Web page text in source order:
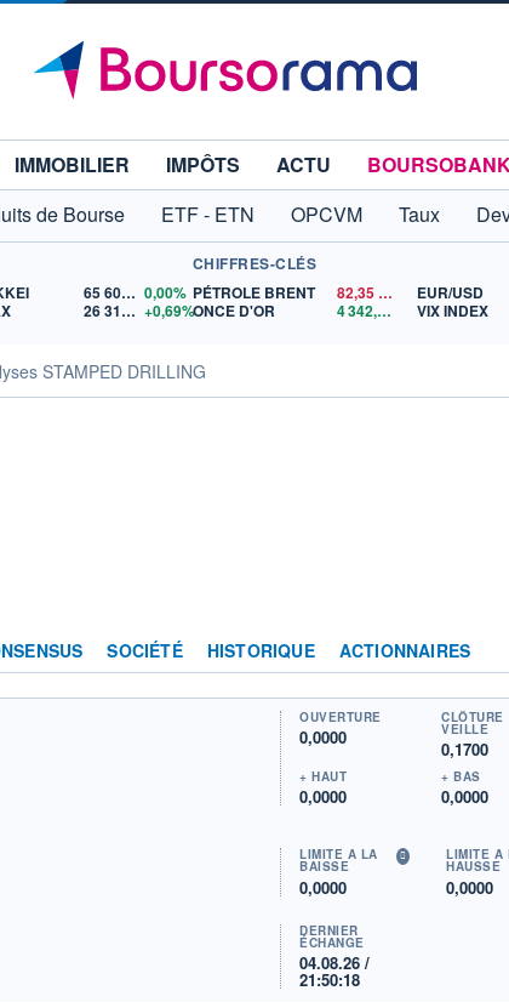
IMMOBILIER IMPÔTS ACTU
de Bourse ETF - ETN OPCVM Taux
65 606,71 0,00%
26 319,45 +0,69%
CHIFFRES-CLÉS
PÉTROLE BRENT
82,35$US
ONCE D'OR
4 342,26 $US
EUR/USD
VIX INDEX
STAMPED DRILLING
SOCIÉTÉ HISTORIQUE ACTIONNAIRES
OUVERTURE
0,0000
CLÔTURE
VEILLE
0,1700
+ HAUT
0,0000
+ BAS
0,0000
LIMITE À LA
BAISSE
0,0000
LIMITE À
HAUSSE
0,0000
DERNIER
ÉCHANGE
04.08.26 /
21:50:18